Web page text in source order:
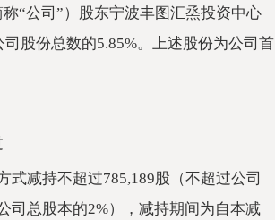
“公司”）股东宁波丰图汇烝投资中心
股份总数的5.85%。上述股份为公司首
式减持不超过785,189股（不超过公司
司总股本的2%），减持期间为自本减